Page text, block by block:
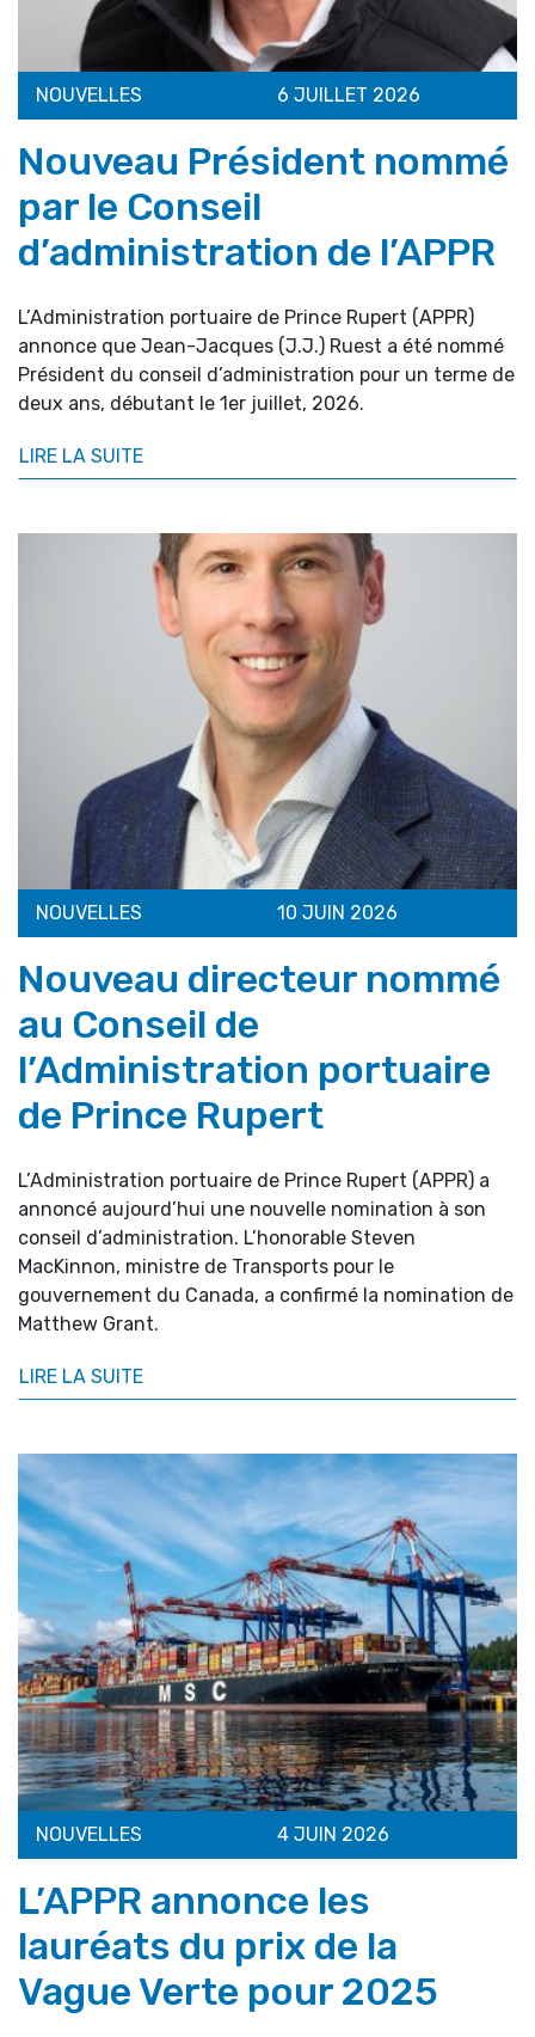
NOUVELLES 6 JUILLET 2026
Nouveau Président nommé
par le Conseil
d’administration de l’APPR
L’Administration portuaire de Prince Rupert (APPR)
annonce que Jean-Jacques (J.J.) Ruest a été nommé
Président du conseil d’administration pour un terme de
deux ans, débutant le 1er juillet, 2026.
LIRE LA SUITE
NOUVELLES 10 JUIN 2026
Nouveau directeur nommé
au Conseil de
l’Administration portuaire
de Prince Rupert
L’Administration portuaire de Prince Rupert (APPR) a
annoncé aujourd’hui une nouvelle nomination à son
conseil d’administration. L’honorable Steven
MacKinnon, ministre de Transports pour le
gouvernement du Canada, a confirmé la nomination de
Matthew Grant.
LIRE LA SUITE
NOUVELLES 4 JUIN 2026
L’APPR annonce les
lauréats du prix de la
Vague Verte pour 2025